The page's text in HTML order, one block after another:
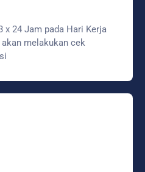
x 24 Jam pada Hari Kerja
melakukan cek